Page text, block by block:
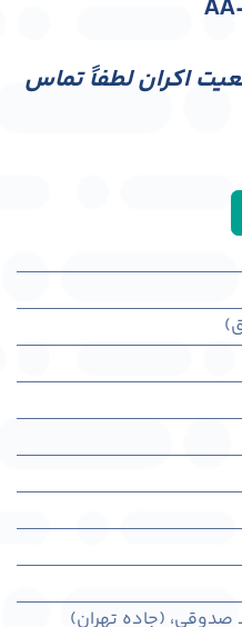
اکران لطفاً تماس
صدوقی، (جاده تهران)